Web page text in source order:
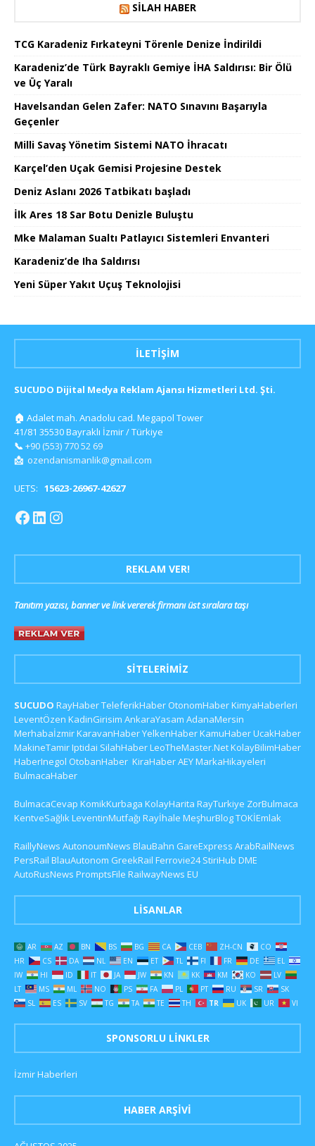
SILAH HABER
TCG Karadeniz Fırkateyni Törenle Denize İndirildi
Karadeniz’de Türk Bayraklı Gemiye İHA Saldırısı: Bir Ölü
ve Üç Yaralı
Havelsandan Gelen Zafer: NATO Sınavını Başarıyla
Geçenler
Milli Savaş Yönetim Sistemi NATO İhracatı
Karçel’den Uçak Gemisi Projesine Destek
Deniz Aslanı 2026 Tatbikatı başladı
İlk Ares 18 Sar Botu Denizle Buluştu
Mke Malaman Sualtı Patlayıcı Sistemleri Envanteri
Karadeniz’de Iha Saldırısı
Yeni Süper Yakıt Uçuş Teknolojisi
İLETIŞIM
SUCUDO Dijital Medya Reklam Ajansı Hizmetleri Ltd. Şti.
🏠 Adalet mah. Anadolu cad. Megapol Tower
41/81 35530 Bayraklı İzmir / Türkiye
📞 +90 (553) 770 52 69
📩 ozendanismanlik@gmail.com
UETS: 15623-26967-42627
REKLAM VER!
Tanıtım yazısı, banner ve link vererek firmanı üst sıralara taşı
SITELERIMIZ
SUCUDO RayHaberTeleferikHaber OtonomHaberKimyaHaberleri
LeventÖzen KadinGirisim AnkaraYasam AdanaMersin
MerhabaİzmirKaravanHaberYelkenHaberKamuHaberUcakHaber
MakineTamirIptidai SilahHaberLeoTheMaster.NetKolayBilimHaber
HaberInegol OtobanHaber KiraHaberAEYMarkaHikayeleri
BulmacaHaber
BulmacaCevap KomikKurbaga KolayHarita RayTurkiye ZorBulmaca
KentveSağlıkLeventinMutfağı Rayİhale MeşhurBlogTOKİEmlak
RaillyNews AutonoumNews BlauBahn GareExpress ArabRailNews
PersRail BlauAutonom GreekRail Ferrovie24 StiriHub DME
AutoRusNews PromptsFile RailwayNews EU
LISANLAR
AR AZ BN BS BG CA CEB ZH-CN
CO
HR
CS DA NL EN ET TL FI FR DE
EL
IW
HI ID IT JA JW KN KK KM KO
LV
LT
MS ML NO PS FA PL PT RU SR
SK
SL
ES SV TG TA TE TH TR UK UR VI
SPONSORLU LINKLER
İzmir Haberleri
HABER ARŞIVI